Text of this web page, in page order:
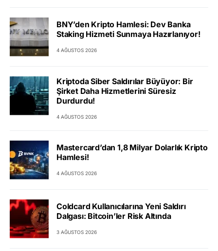
BNY’den Kripto Hamlesi: Dev Banka
Staking Hizmeti Sunmaya Hazırlanıyor!
4 AĞUSTOS 2026
Kriptoda Siber Saldırılar Büyüyor: Bir
Şirket Daha Hizmetlerini Süresiz
Durdurdu!
4 AĞUSTOS 2026
Mastercard’dan 1,8 Milyar Dolarlık Kripto
Hamlesi!
4 AĞUSTOS 2026
Coldcard Kullanıcılarına Yeni Saldırı
Dalgası: Bitcoin’ler Risk Altında
3 AĞUSTOS 2026